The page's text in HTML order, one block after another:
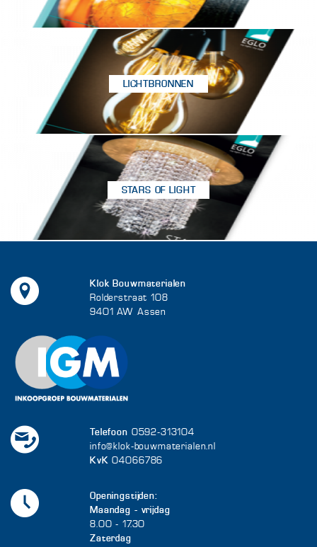
LICHTBRONNEN
STARS OF LIGHT
Klok Bouwmaterialen
Rolderstraat 108
9401 AW Assen
Telefoon 0592-313104
info@klok-bouwmaterialen.nl
KvK 04066786
Openingstijden:
Maandag - vrijdag
8.00 - 17.30
Zaterdag